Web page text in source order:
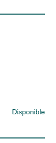
Disponible